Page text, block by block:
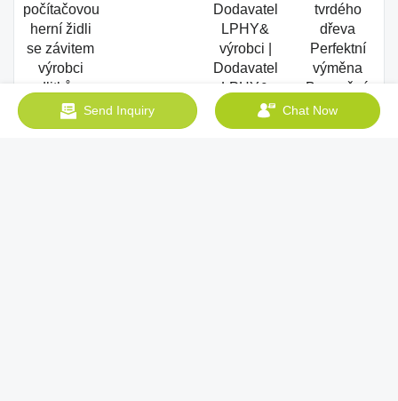
počítačovou
herní židli
se závitem
výrobci
odlitků na
stopce
Dodavatel
LPHY&
výrobci |
Dodavatel
LPHY&
výrobci |
LPHY
tvrdého
dřeva
Perfektní
výměna
Bezpečné
pro vysoké
zatížení za
Send Inquiry Chat Now